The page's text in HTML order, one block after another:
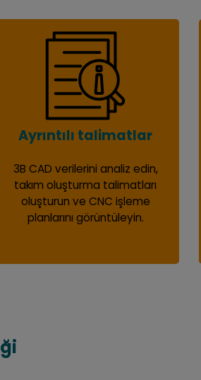
Ayrıntılı talimatlar
3B CAD verilerini analiz edin,
takım oluşturma talimatları
oluşturun ve CNC işleme
planlarını görüntüleyin.